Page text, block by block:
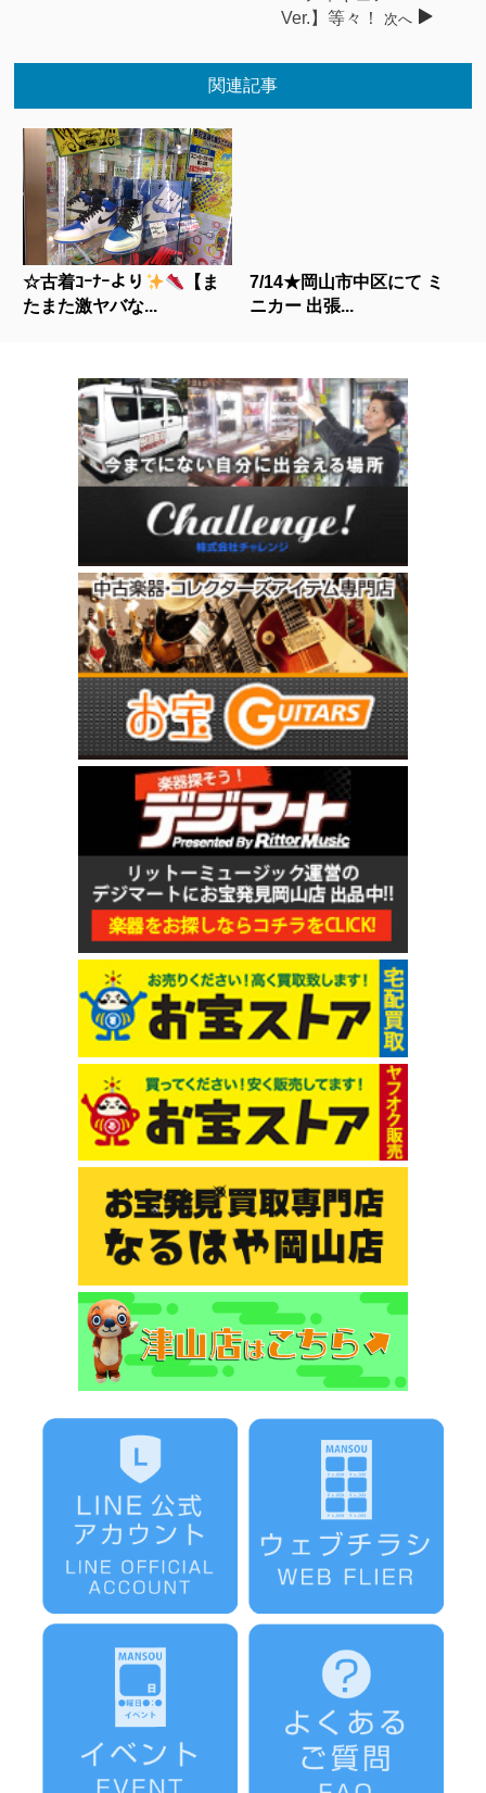
Ver.】等々！
次へ
関連記事
☆古着ｺｰﾅｰより
【ま
たまた激ヤバな...
7/14★岡山市中区にて ミ
ニカー 出張...